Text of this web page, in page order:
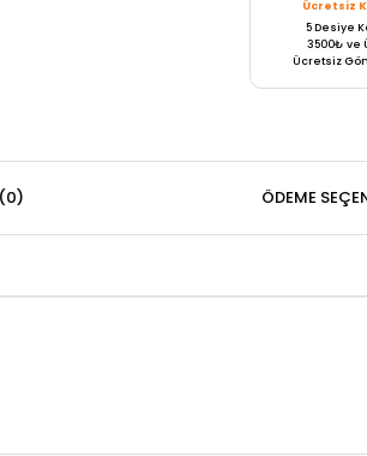
Ücretsiz
5 Desiye
3500₺ ve
Ücretsiz
(0) ÖDEME